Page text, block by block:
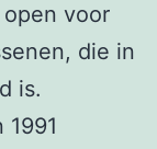
voor
die in
is.